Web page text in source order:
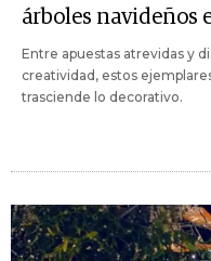
árboles navideños
Entre apuestas atrevidas y
creatividad, estos
trasciende lo decorativo.